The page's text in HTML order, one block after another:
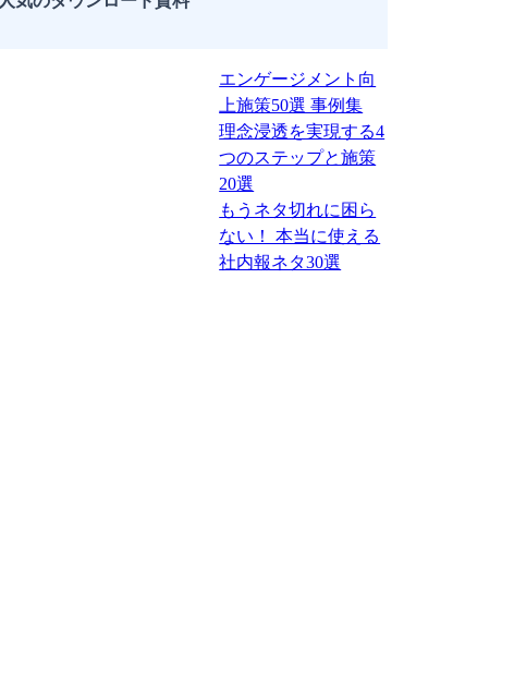
エンゲージメント向
上施策50選 事例集
理念浸透を実現する4
つのステップと施策
20選
もうネタ切れに困ら
ない！ 本当に使える
社内報ネタ30選